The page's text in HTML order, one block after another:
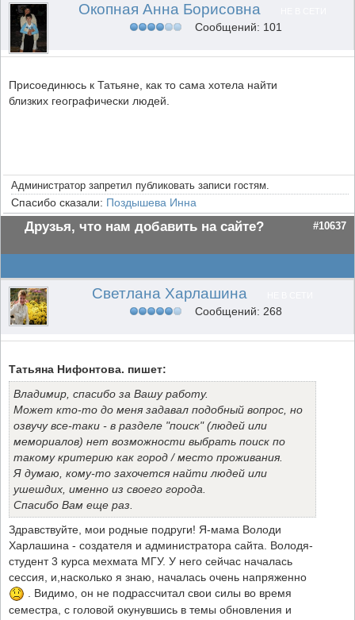
Окопная Анна Борисовна
Сообщений: 101
Присоединюсь к Татьяне, как то сама хотела найти
близких географически людей.
Администратор запретил публиковать записи гостям.
Спасибо сказали: Поздышева Инна
Друзья, что нам добавить на сайте? #10637
Светлана Харлашина
Сообщений: 268
Татьяна Нифонтова. пишет:
Владимир, спасибо за Вашу работу.
Может кто-то до меня задавал подобный вопрос, но
озвучу все-таки - в разделе "поиск" (людей или
мемориалов) нет возможности выбрать поиск по
такому критерию как город / место проживания.
Я думаю, кому-то захочется найти людей или
ушешдих, именно из своего города.
Спасибо Вам еще раз.
Здравствуйте, мои родные подруги! Я-мама Володи
Харлашина - создателя и администратора сайта. Володя-
студент 3 курса мехмата МГУ. У него сейчас началась
сессия, и,насколько я знаю, началась очень напряженно
. Видимо, он не подрассчитал свои силы во время
семестра, с головой окунувшись в темы обновления и